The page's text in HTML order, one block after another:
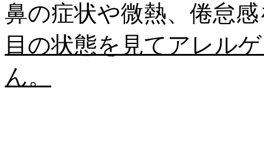
鼻の症状や微熱、倦怠
目の状態を見てアレル
ん。